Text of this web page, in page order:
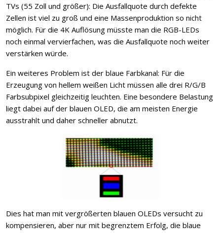
TVs (55 Zoll und größer): Die Ausfallquote durch defekte
Zellen ist viel zu groß und eine Massenproduktion so nicht
möglich. Für die 4K Auflösung müsste man die RGB-LEDs
noch einmal vervierfachen, was die Ausfallquote noch weiter
verstärken würde.
Ein weiteres Problem ist der blaue Farbkanal: Für die
Erzeugung von hellem weißen Licht müssen alle drei R/G/B
Farbsubpixel gleichzeitig leuchten. Eine besondere Belastung
liegt dabei auf der blauen OLED, die am meisten Energie
ausstrahlt und daher schneller abnutzt.
Dies hat man mit vergrößerten blauen OLEDs versucht zu
kompensieren, aber nur mit begrenztem Erfolg, die blaue